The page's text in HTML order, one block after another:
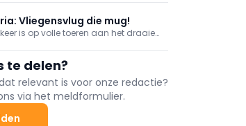
vallen onder de oncologie,
is bestemd voor de nefrologie.
Vliegensvlug die mug!
is op volle toeren aan het draaien
Malaria’ (Aviation Direct, 2026).
te delen?
relevant is voor onze redactie?
via het meldformulier.